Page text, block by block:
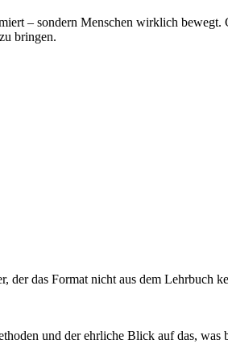
– sondern Menschen wirklich bewegt.
bringen.
das Format nicht aus dem Lehrbuch
und der ehrliche Blick auf das,